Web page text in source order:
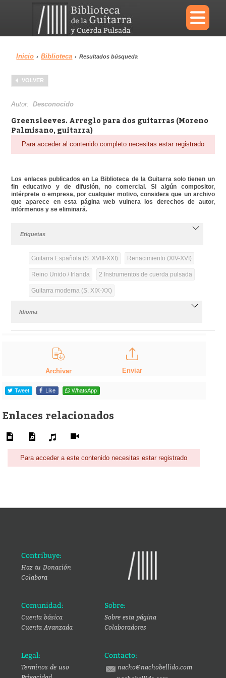
×
Menu
Biblioteca
Área personal Reproductor
Inicio › Biblioteca › Resultados búsqueda
VOLVER
Autor:Desconocido
Greensleeves. Arreglo para dos guitarras (Moreno
Palmisano, guitarra)
Para acceder al contenido completo necesitas estar registrado
Los enlaces publicados en La Biblioteca de la Guitarra solo tienen un
fin educativo y de difusión, no comercial. Si algún compositor,
intérprete o empresa, por cualquier motivo, considera que un archivo
que aparece en esta página web vulnera los derechos de autor,
infórmenos y se eliminará.
Etiquetas
Guitarra Española (S. XVIII-XXI) Renacimiento (XIV-XVI)
Reino Unido / Irlanda 2 Instrumentos de cuerda pulsada
Guitarra moderna (S. XIX-XX)
Idioma
Archivar Enviar
Tweet Like WhatsApp
Enlaces relacionados
Para acceder a este contenido necesitas estar registrado
Contribuye:
Haz tu Donación
Colabora
Comunidad:
Cuenta básica
Cuenta Avanzada
Sobre:
Sobre esta página
Colaboradores
Legal:
Terminos de uso
Contacto:
nacho@nachobellido.com